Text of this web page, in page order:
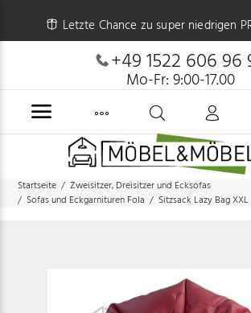
Letzte Chance zu super niedrigen
+49 1522 606 96
Mo-Fr: 9:00-17.00
Startseite
Zweisitzer, Dreisitzer und Ecksofas
Sofas und Eckgarnituren Fola
Sitzsack Lazy Bag